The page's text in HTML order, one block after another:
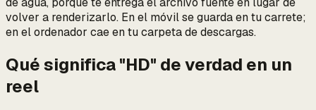
volver a renderizarlo. En el móvil se guarda en tu carrete;
en el ordenador cae en tu carpeta de descargas.
Qué significa "HD" de verdad en un
reel